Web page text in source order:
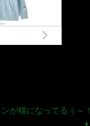
が猫になってるぅ～！